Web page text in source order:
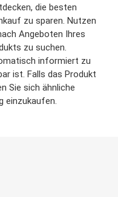
die besten
zu sparen. Nutzen
Angeboten Ihres
zu suchen.
informiert zu
ist. Falls das Produkt
Sie sich ähnliche
einzukaufen.